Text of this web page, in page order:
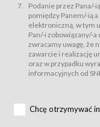
Usługobiorca przed
zapoznać się z
usługi newsletter za
zamieszczonego na
Usługobiorców
Usługobiorca
od chwili rozpoczęcia
Regulamin jest
Warunki techniczne
Podanie przez Pana/-
pomiędzy Panem/-ią
elektroniczną, w tym
Pan/-i zobowiązany/-
zwracamy uwagę, że
zawarcie i realizację
oraz w przypadku
informacyjnych od
Chcę otrzymywać